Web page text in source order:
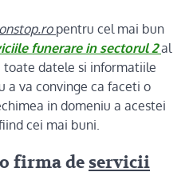
pentru cel mai bun
funerare in sectorul 2al
toate datele si informatiile
a va convinge ca faceti o
in domeniu a acestei
cei mai buni.
firma deservicii